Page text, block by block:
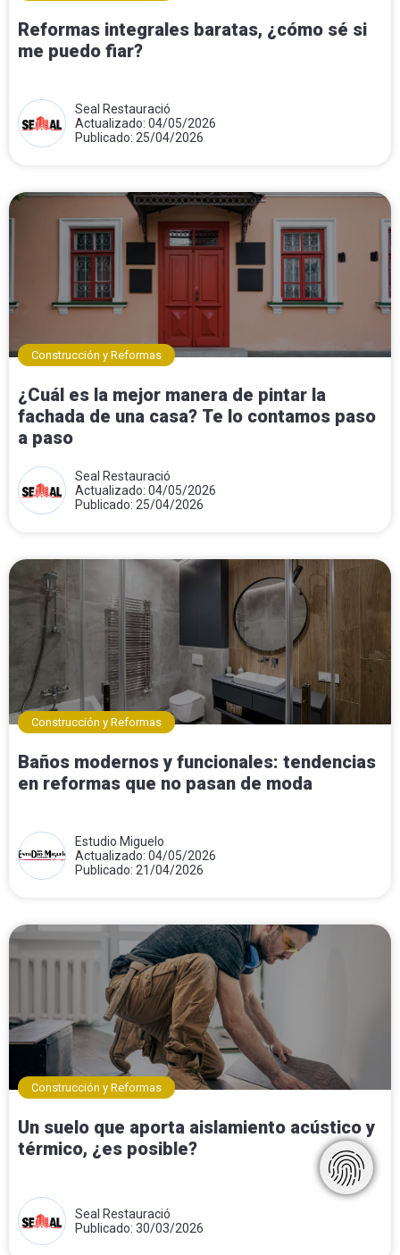
Reformas integrales baratas, ¿cómo sé si
me puedo fiar?
Seal Restauració
Actualizado: 04/05/2026
Publicado: 25/04/2026
Construcción y Reformas
¿Cuál es la mejor manera de pintar la
fachada de una casa? Te lo contamos paso
a paso
Seal Restauració
Actualizado: 04/05/2026
Publicado: 25/04/2026
Construcción y Reformas
Baños modernos y funcionales: tendencias
en reformas que no pasan de moda
Estudio Miguelo
Actualizado: 04/05/2026
Publicado: 21/04/2026
Construcción y Reformas
Un suelo que aporta aislamiento acústico y
térmico, ¿es posible?
Seal Restauració
Publicado: 30/03/2026